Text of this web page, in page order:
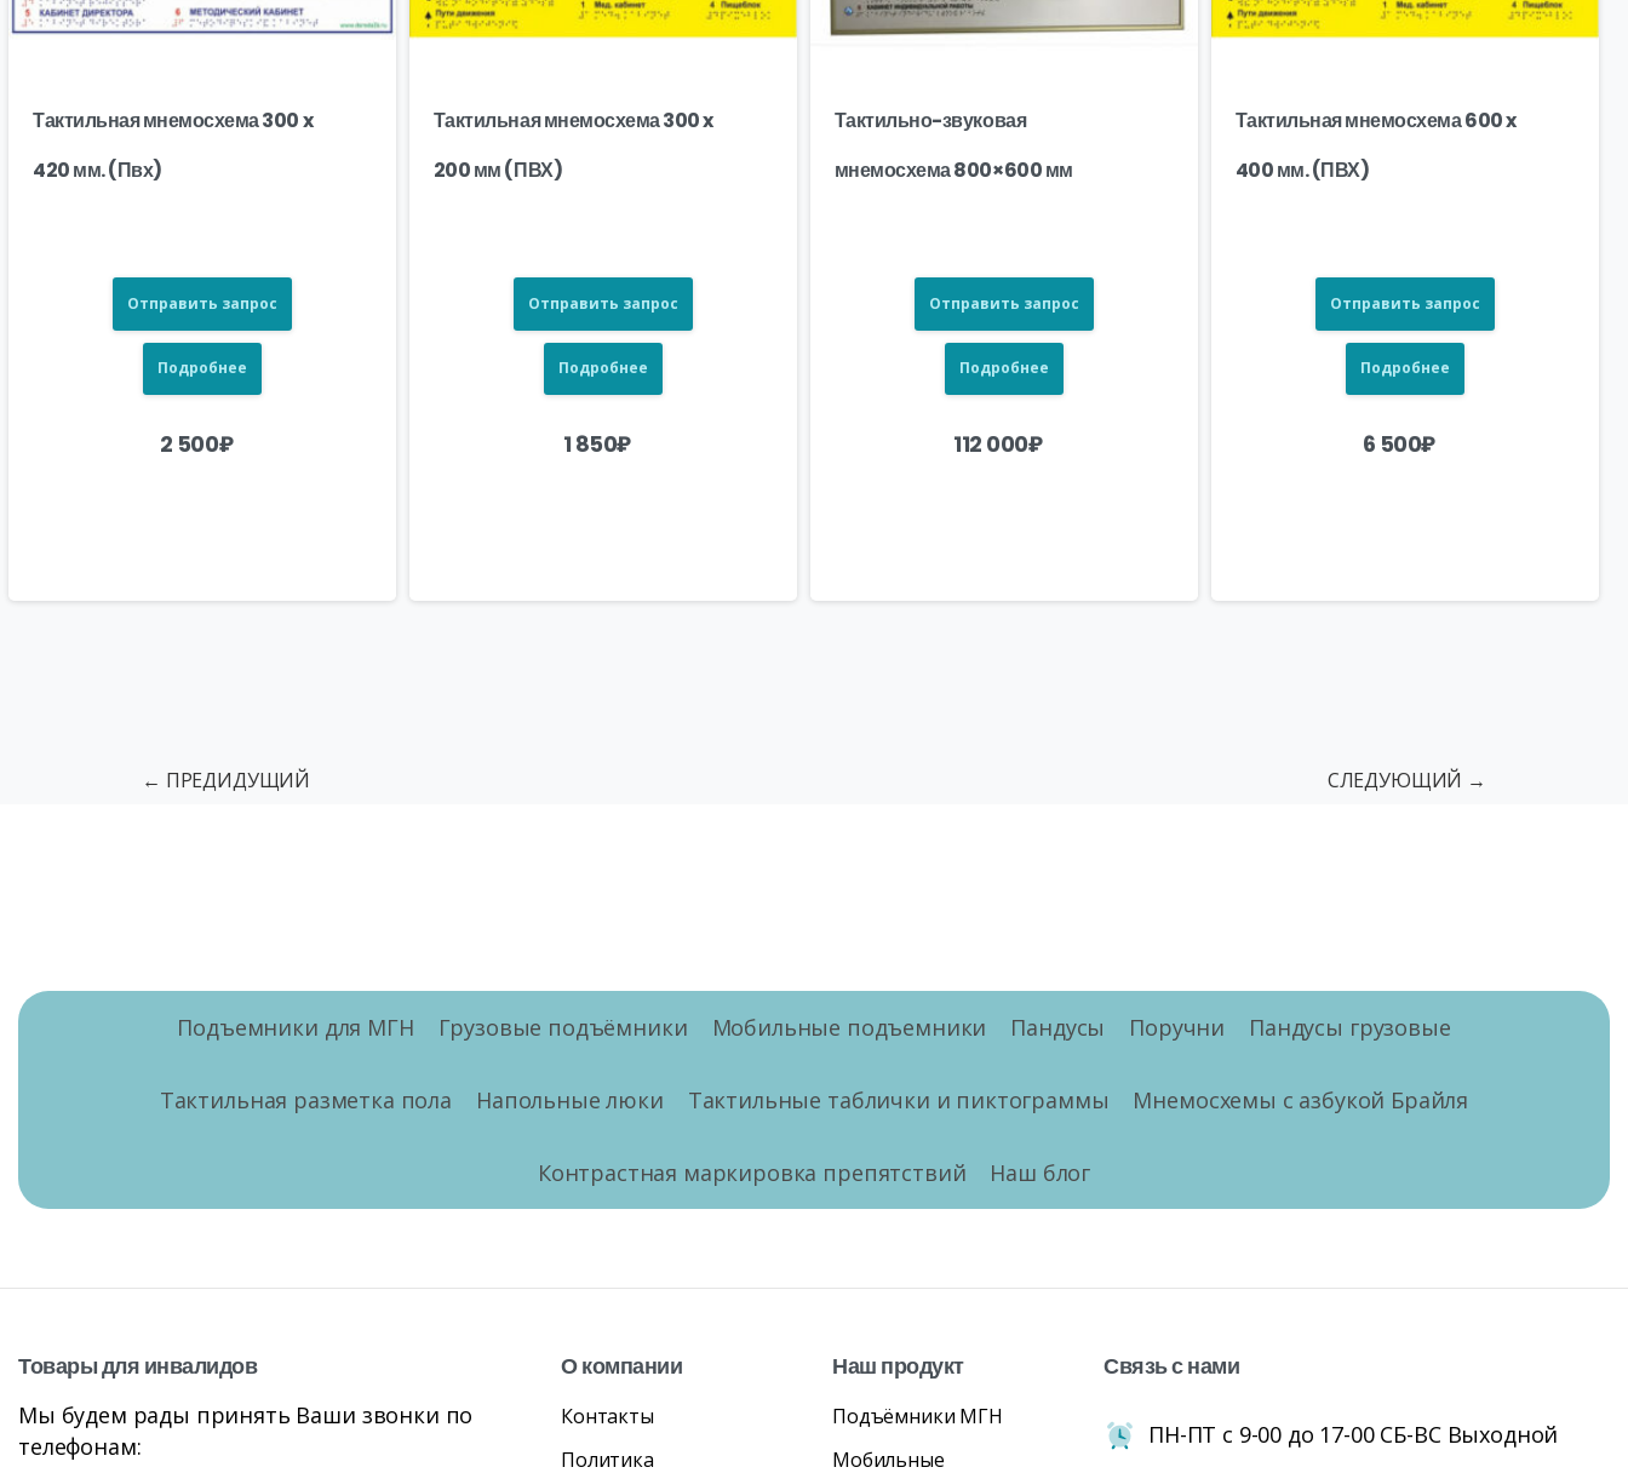
Тактильная мнемосхема 300 x
420 мм. (Пвх)
Отправить запрос
Подробнее
2 500₽
Тактильная мнемосхема 300 x
200 мм (ПВХ)
Отправить запрос
Подробнее
1 850₽
Тактильно-звуковая
мнемосхема 800×600 мм
Отправить запрос
Подробнее
112 000₽
Тактильная мнемосхема 600 x
400 мм. (ПВХ)
Отправить запрос
Подробнее
6 500₽
← ПРЕДИДУЩИЙ СЛЕДУЮЩИЙ →
Подъемники для МГН Грузовые подъёмники Мобильные подъемники Пандусы Поручни Пандусы грузовые
Тактильная разметка пола Напольные люки Тактильные таблички и пиктограммы Мнемосхемы с азбукой Брайля
Контрастная маркировка препятствий Наш блог
Товарыдля инвалидов
Мы будем рады принять Ваши звонки по
телефонам:
Окомпании
Контакты
Политика
Наш продукт
Подъёмники МГН
Мобильные
Связьснами
ПН-ПТ с 9-00 до 17-00 СБ-ВС Выходной